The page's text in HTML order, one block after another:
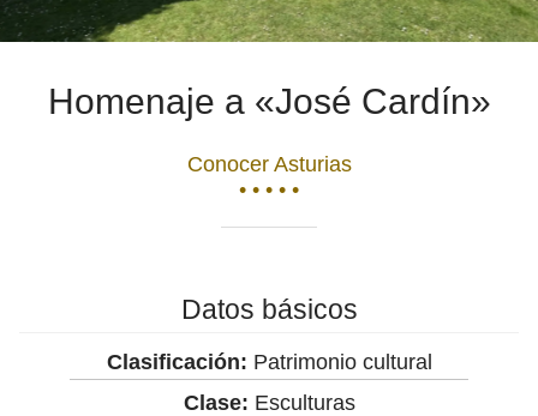
Homenaje a «José Cardín»
Conocer Asturias
• • • • •
Datos básicos
Clasificación: Patrimonio cultural
Clase: Esculturas